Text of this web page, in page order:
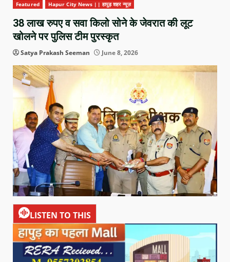
Featured Hapur City News || हापुड़ शहर न्यूज़
38 लाख रुपए व सवा किलो सोने के जेवरात की लूट
खोलने पर पुलिस टीम पुरस्कृत
Satya Prakash Seeman June 8, 2026
LISTEN TO THIS